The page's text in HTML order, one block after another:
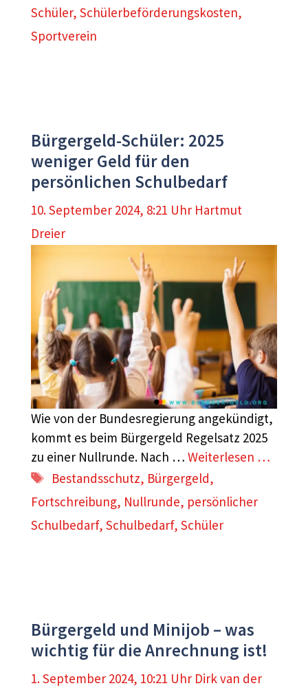
Schüler, Schülerbeförderungskosten,
Sportverein
Bürgergeld-Schüler: 2025
weniger Geld für den
persönlichen Schulbedarf
10. September 2024, 8:21 Uhr Hartmut
Dreier
Wie von der Bundesregierung angekündigt,
kommt es beim Bürgergeld Regelsatz 2025
zu einer Nullrunde. Nach … Weiterlesen …
Schlagwörter
Bestandsschutz, Bürgergeld,
Fortschreibung, Nullrunde, persönlicher
Schulbedarf, Schulbedarf, Schüler
Bürgergeld und Minijob – was
wichtig für die Anrechnung ist!
1. September 2024, 10:21 Uhr Dirk van der